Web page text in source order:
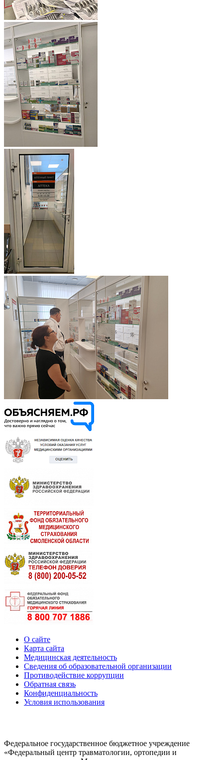
О сайте
Карта сайта
Медицинская деятельность
Сведения об образовательной организации
Противодействие коррупции
Обратная связь
Конфиденциальность
Условия использования
Федеральное государственное бюджетное учреждение
«Федеральный центр травматологии, ортопедии и